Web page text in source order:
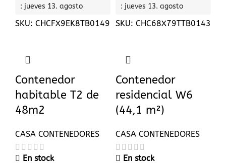
: jueves 13. agosto
SKU: CHCFX9EK8TB0149
: jueves 13. agosto
SKU: CHC68X79TTB0143
Contenedor
habitable T2 de
48m2
CASA CONTENEDORES
En stock
Contenedor
residencial W6
(44,1 m²)
CASA CONTENEDORES
En stock